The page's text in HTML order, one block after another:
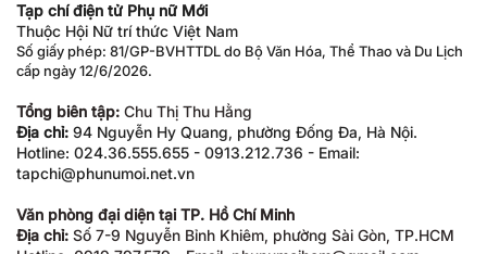
Tạp chí điện tử Phụ nữ Mới
Thuộc Hội Nữ trí thức Việt Nam
Số giấy phép: 81/GP-BVHTTDL do Bộ Văn Hóa, Thể Thao và Du Lịch
cấp ngày 12/6/2026.
Tổng biên tập: Chu Thị Thu Hằng
Địa chỉ: 94 Nguyễn Hy Quang, phường Đống Đa, Hà Nội.
Hotline: 024.36.555.655 - 0913.212.736 - Email:
tapchi@phunumoi.net.vn
Văn phòng đại diện tại TP. Hồ Chí Minh
Địa chỉ: Số 7-9 Nguyễn Bỉnh Khiêm, phường Sài Gòn, TP.HCM